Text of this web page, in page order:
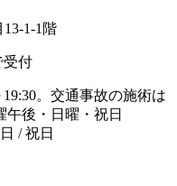
1-1階
/ 祝日